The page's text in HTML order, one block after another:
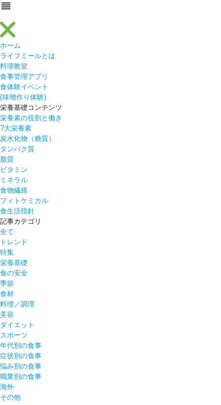
reorder
ホーム
ライフミールとは
料理教室
食事管理アプリ
食体験イベント
(味噌作り体験)
栄養基礎コンテンツ
栄養素の役割と働き
7大栄養素
炭水化物（糖質）
タンパク質
脂質
ビタミン
ミネラル
食物繊維
フィトケミカル
食生活指針
記事カテゴリ
全て
トレンド
特集
栄養基礎
食の安全
季節
食材
料理／調理
美容
ダイエット
スポーツ
年代別の食事
症状別の食事
悩み別の食事
職業別の食事
海外
その他